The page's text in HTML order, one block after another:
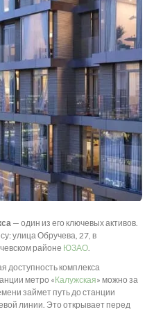
— один из его ключевых активов.
улица Обручева, 27, в
районе ЮЗАО.
доступность комплекса
метро «Калужская» можно за
займет путь до станции
линии. Это открывает перед